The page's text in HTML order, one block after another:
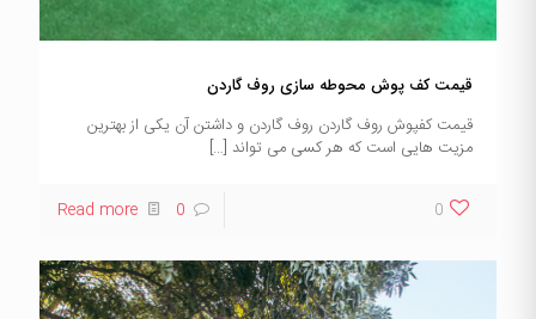
قیمت کف پوش محوطه سازی روف گاردن
قیمت کفپوش روف گاردن روف گاردن و داشتن آن یکی از بهترین
مزیت هایی است که هر کسی می تواند […]
0
0
Read more